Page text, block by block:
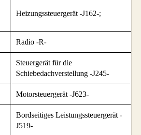
Heizungssteuergerät -J162-;
Radio -R-
Steuergerät für die
Schiebedachverstellung -J245-
Motorsteuergerät -J623-
Bordseitiges Leistungssteuergerät -
J519-